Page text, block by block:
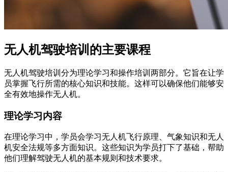
无人机驾驶培训的主要课程
无人机驾驶培训分为理论学习和操作培训两部分。它旨在让学
员掌握飞行所需的核心知识和技能。这样可以确保他们能够安
全有效地操作无人机。
理论学习内容
在理论学习中，学员会学习无人机飞行原理、气象知识和无人
机安全法规等多方面知识。这些知识为学员打下了基础，帮助
他们理解驾驶无人机的基本规则和技术要求。